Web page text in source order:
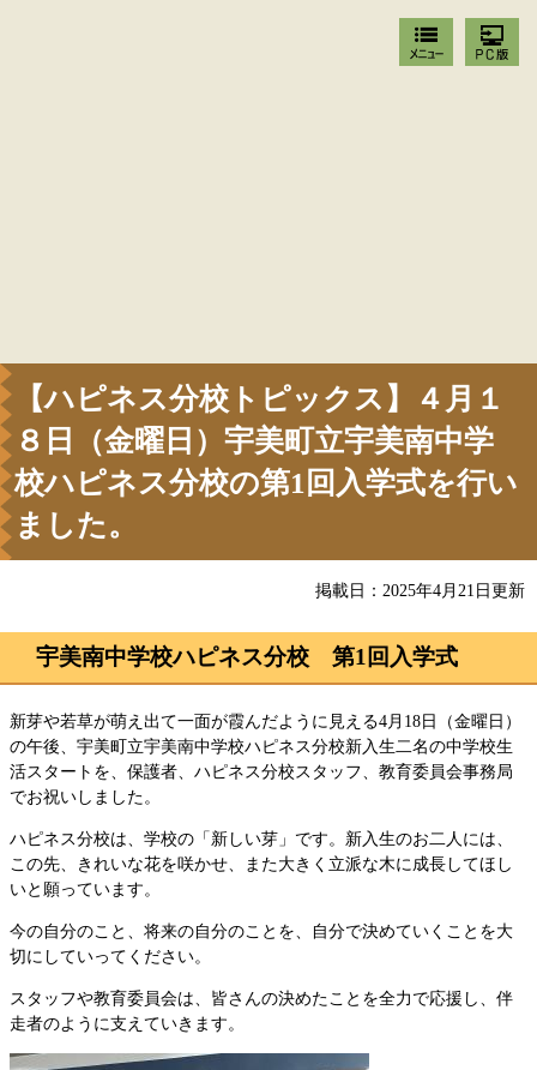
【ハピネス分校トピックス】４月１
８日（金曜日）宇美町立宇美南中学
校ハピネス分校の第1回入学式を行い
ました。
掲載日：2025年4月21日更新
宇美南中学校ハピネス分校 第1回入学式
新芽や若草が萌え出て一面が霞んだように見える4月18日（金曜日）
の午後、宇美町立宇美南中学校ハピネス分校新入生二名の中学校生
活スタートを、保護者、ハピネス分校スタッフ、教育委員会事務局
でお祝いしました。
ハピネス分校は、学校の「新しい芽」です。新入生のお二人には、
この先、きれいな花を咲かせ、また大きく立派な木に成長してほし
いと願っています。
今の自分のこと、将来の自分のことを、自分で決めていくことを大
切にしていってください。
スタッフや教育委員会は、皆さんの決めたことを全力で応援し、伴
走者のように支えていきます。